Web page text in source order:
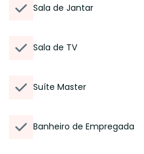
Sala de Jantar
Sala de TV
Suíte Master
Banheiro de Empregada